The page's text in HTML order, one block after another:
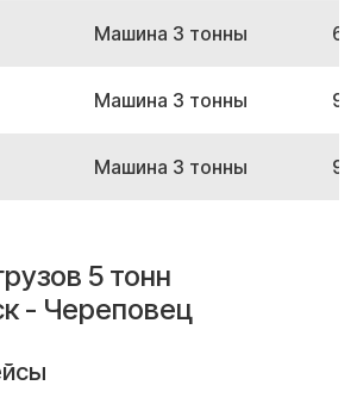
Машина 3 тонны
Машина 3 тонны
Машина 3 тонны
5 тонн
- Череповец